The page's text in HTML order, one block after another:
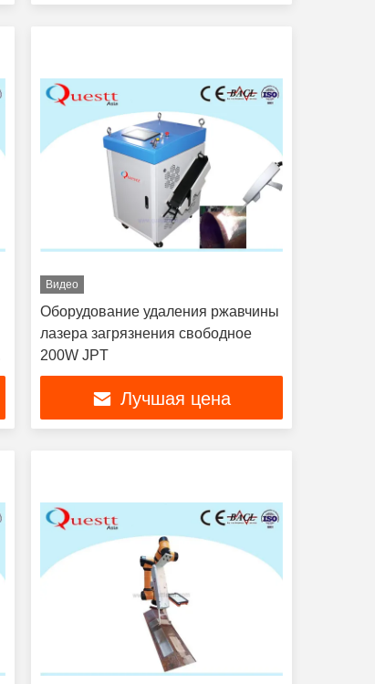
Видео
Оборудование удаления ржавчины
лазера загрязнения свободное
200W JPT
Лучшая цена